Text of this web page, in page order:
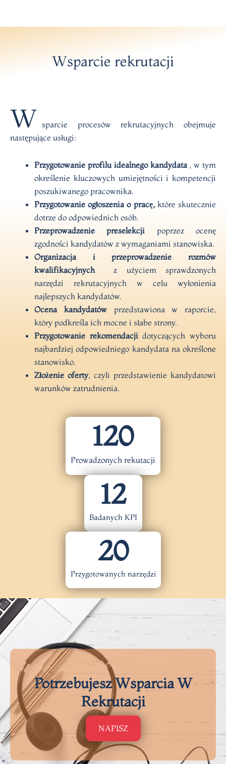
Wsparcie rekrutacji
W sparcie procesów rekrutacyjnych obejmuje
następujące usługi:
Przygotowanie profilu idealnego kandydata, w tym
określenie kluczowych umiejętności i kompetencji
poszukiwanego pracownika.
Przygotowanie ogłoszenia o pracę,które skutecznie
dotrze do odpowiednich osób.
Przeprowadzenie preselekcji poprzez ocenę
zgodności kandydatów z wymaganiami stanowiska.
Organizacja i przeprowadzenie rozmów
kwalifikacyjnych z użyciem sprawdzonych
narzędzi rekrutacyjnych w celu wyłonienia
najlepszych kandydatów.
Ocena kandydatówprzedstawiona w raporcie,
który podkreśla ich mocne i słabe strony.
Przygotowanie rekomendacji dotyczących wyboru
najbardziej odpowiedniego kandydata na określone
stanowisko.
Złożenie oferty, czyli przedstawienie kandydatowi
warunków zatrudnienia.
Prowadzonych rekutacji
120
Badanych KPI
12
Przygotowanych narzędzi
20
Potrzebujesz Wsparcia W
Rekrutacji
NAPISZ